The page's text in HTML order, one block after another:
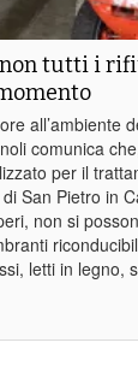
tutti i
all’ambiente
comunica
per il
San Pietro in
non si
letti in legno,